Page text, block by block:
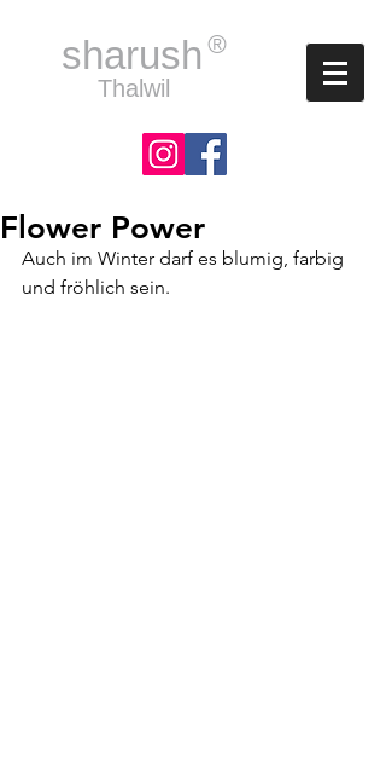
Thalwil
sharush ®
Flower Power
Auch im Winter darf es blumig, farbig
und fröhlich sein.